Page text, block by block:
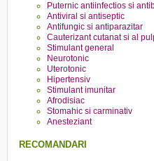
Puternic antiinfectios si
Antiviral si antiseptic
Antifungic si antiparazitar
Cauterizant cutanat si al
Stimulant general
Neurotonic
Uterotonic
Hipertensiv
Stimulant imunitar
Afrodisiac
Stomahic si carminativ
Anesteziant
RECOMANDARI